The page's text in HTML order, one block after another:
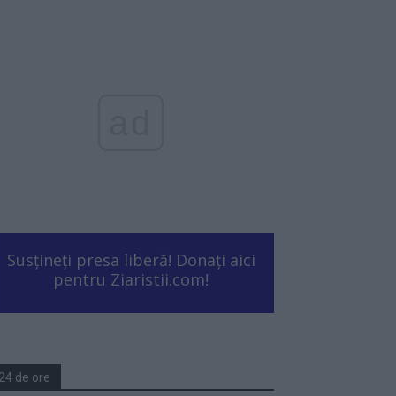
Susțineți presa liberă! Donați aici
pentru Ziaristii.com!
24 de ore